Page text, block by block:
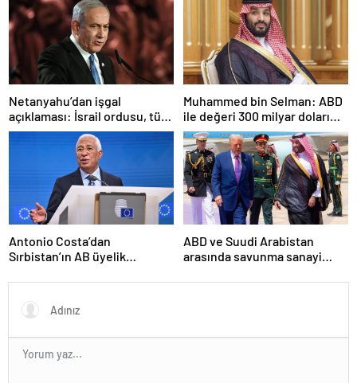
Netanyahu’dan işgal
açıklaması: İsrail ordusu, tüm
gücüyle Gazze’ye girecek
Muhammed bin Selman: ABD
ile değeri 300 milyar doları
aşan anlaşmalar imzaladık
Antonio Costa’dan
Sırbistan’ın AB üyelik
ABD ve Suudi Arabistan
arasında savunma sanayi